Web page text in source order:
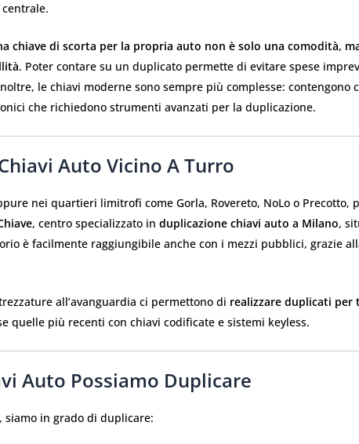
chiave di scorta per la propria auto non è solo una comodità,
. Poter contare su un duplicato permette di evitare spese
le chiavi moderne sono sempre più complesse: contengono
che richiedono strumenti avanzati per la duplicazione.
Auto Vicino A Turro
nei quartieri limitrofi come Gorla, Rovereto, NoLo o Precotto,
, centro specializzato in duplicazione chiavi auto a Milano,
è facilmente raggiungibile anche con i mezzi pubblici, grazie
all’avanguardia ci permettono di realizzare duplicati per
quelle più recenti con chiavi codificate e sistemi keyless.
Auto Possiamo Duplicare
siamo in grado di duplicare: